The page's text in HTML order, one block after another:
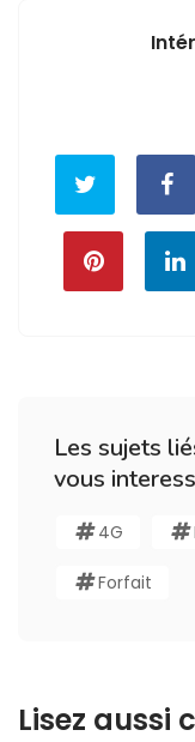
Les sujets
vous
4G
Forfait
Lisez aussi